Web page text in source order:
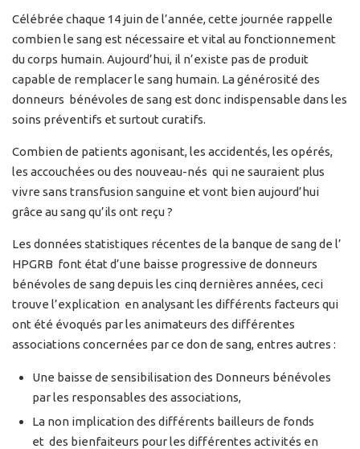
Célébrée chaque 14 juin de l’année, cette journée rappelle
combien le sang est nécessaire et vital au fonctionnement
du corps humain. Aujourd’hui, il n’existe pas de produit
capable de remplacer le sang humain. La générosité des
donneurs bénévoles de sang est donc indispensable dans les
soins préventifs et surtout curatifs.
Combien de patients agonisant, les accidentés, les opérés,
les accouchées ou des nouveau-nés qui ne sauraient plus
vivre sans transfusion sanguine et vont bien aujourd’hui
grâce au sang qu’ils ont reçu ?
Les données statistiques récentes de la banque de sang de l’
HPGRB font état d’une baisse progressive de donneurs
bénévoles de sang depuis les cinq dernières années, ceci
trouve l’explication en analysant les différents facteurs qui
ont été évoqués par les animateurs des différentes
associations concernées par ce don de sang, entres autres :
Une baisse de sensibilisation des Donneurs bénévoles
par les responsables des associations,
La non implication des différents bailleurs de fonds
et des bienfaiteurs pour les différentes activités en